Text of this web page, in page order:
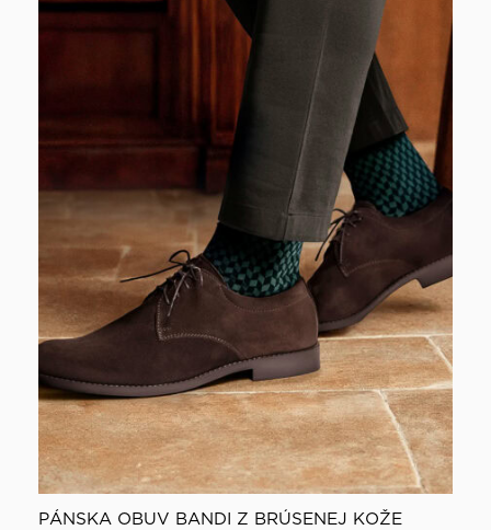
PÁNSKA OBUV BANDI Z BRÚSENEJ KOŽE